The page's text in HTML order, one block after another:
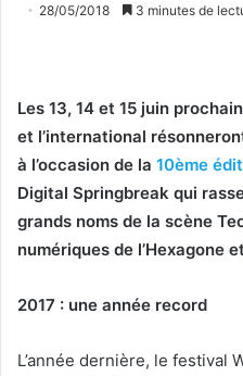
28/05/2018 3 minutes de
Les 13, 14 et 15 juin
et l’international
à l’occasion de la 10ème
Digital Springbreak qui
grands noms de la scène
numériques de l’Hexagone
2017 : une année record
L’année dernière, le festival